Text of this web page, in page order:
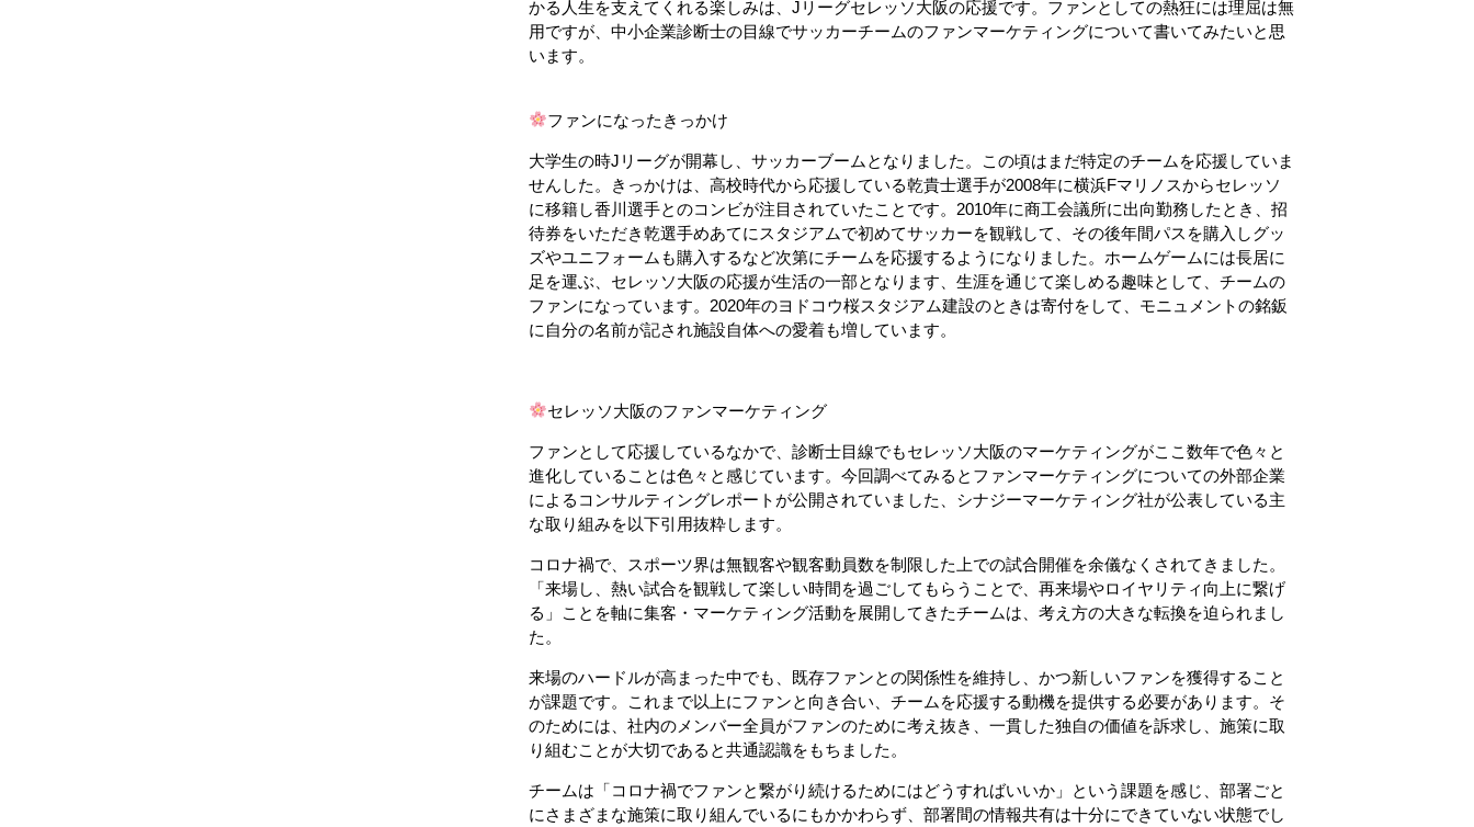
かる人生を支えてくれる楽しみは、Jリーグセレッソ大阪の応援です。ファンとしての熱狂には理屈は無
用ですが、中小企業診断士の目線でサッカーチームのファンマーケティングについて書いてみたいと思
います。
ファンになったきっかけ
大学生の時Jリーグが開幕し、サッカーブームとなりました。この頃はまだ特定のチームを応援していま
せんした。きっかけは、高校時代から応援している乾貴士選手が2008年に横浜Fマリノスからセレッソ
に移籍し香川選手とのコンビが注目されていたことです。2010年に商工会議所に出向勤務したとき、招
待券をいただき乾選手めあてにスタジアムで初めてサッカーを観戦して、その後年間パスを購入しグッ
ズやユニフォームも購入するなど次第にチームを応援するようになりました。ホームゲームには長居に
足を運ぶ、セレッソ大阪の応援が生活の一部となります、生涯を通じて楽しめる趣味として、チームの
ファンになっています。2020年のヨドコウ桜スタジアム建設のときは寄付をして、モニュメントの銘鈑
に自分の名前が記され施設自体への愛着も増しています。
セレッソ大阪のファンマーケティング
ファンとして応援しているなかで、診断士目線でもセレッソ大阪のマーケティングがここ数年で色々と
進化していることは色々と感じています。今回調べてみるとファンマーケティングについての外部企業
によるコンサルティングレポートが公開されていました、シナジーマーケティング社が公表している主
な取り組みを以下引用抜粋します。
コロナ禍で、スポーツ界は無観客や観客動員数を制限した上での試合開催を余儀なくされてきました。
「来場し、熱い試合を観戦して楽しい時間を過ごしてもらうことで、再来場やロイヤリティ向上に繋げ
る」ことを軸に集客・マーケティング活動を展開してきたチームは、考え方の大きな転換を迫られまし
た。
来場のハードルが高まった中でも、既存ファンとの関係性を維持し、かつ新しいファンを獲得すること
が課題です。これまで以上にファンと向き合い、チームを応援する動機を提供する必要があります。そ
のためには、社内のメンバー全員がファンのために考え抜き、一貫した独自の価値を訴求し、施策に取
り組むことが大切であると共通認識をもちました。
チームは「コロナ禍でファンと繋がり続けるためにはどうすればいいか」という課題を感じ、部署ごと
にさまざまな施策に取り組んでいるにもかかわらず、部署間の情報共有は十分にできていない状態でし